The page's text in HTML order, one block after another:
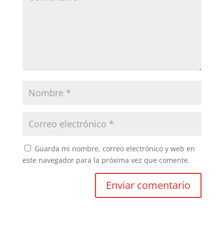
Guarda mi nombre, correo electrónico y web en
este navegador para la próxima vez que comente.